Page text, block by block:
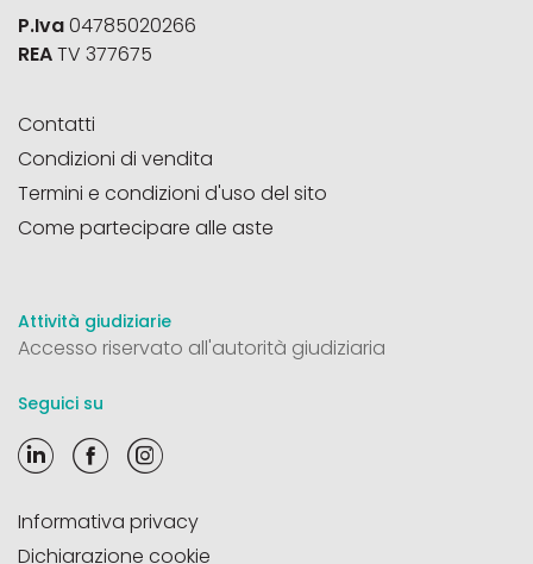
P.Iva04785020266
REATV 377675
Contatti
Condizioni di vendita
Termini e condizioni d'uso del sito
Come partecipare alle aste
Attività giudiziarie
Accesso riservato all'autorità giudiziaria
Seguici su
Informativa privacy
Dichiarazione cookie